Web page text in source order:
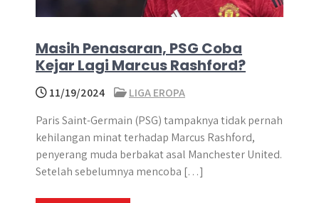
Masih Penasaran, PSG Coba
Kejar Lagi Marcus Rashford?
11/19/2024
LIGA EROPA
Paris Saint-Germain (PSG) tampaknya tidak pernah
kehilangan minat terhadap Marcus Rashford,
penyerang muda berbakat asal Manchester United.
Setelah sebelumnya mencoba […]